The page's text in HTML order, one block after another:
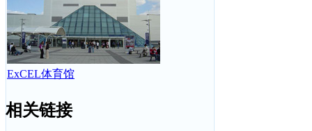
ExCEL体育馆
相关链接